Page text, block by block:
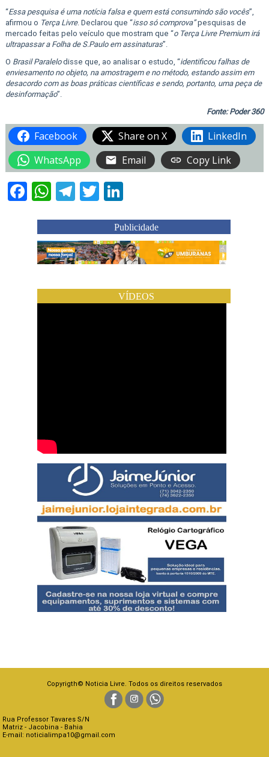
“Essa pesquisa é uma notícia falsa e quem está consumindo são vocês”,
afirmou o Terça Livre. Declarou que “isso só comprova”pesquisas de
mercado feitas pelo veículo que mostram que “o Terça Livre Premium irá
ultrapassar a Folha de S.Paulo em assinaturas”.
O Brasil Paralelodisse que, ao analisar o estudo, “identificou falhas de
enviesamento no objeto, na amostragem e no método, estando assim em
desacordo com as boas práticas científicas e sendo, portanto, uma peça de
desinformação”.
Fonte: Poder 360
Facebook Share on X
LinkedIn
WhatsApp
Email Copy Link
Facebook
WhatsApp
Telegram
Twitter
LinkedIn
Publicidade
VÍDEOS
Copyrigth© Noticia Livre. Todos os direitos reservados
Rua Professor Tavares S/N
Matriz - Jacobina - Bahia
E-mail: noticialimpa10@gmail.com